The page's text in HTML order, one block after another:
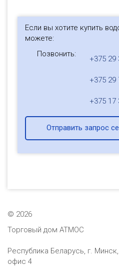
Если вы хотите купить
можете:
Позвонить:
+375 29
+375 29
+375 17
Отправить запрос
© 2026
Торговый дом АТМОС
Республика Беларусь, г.
офис 4